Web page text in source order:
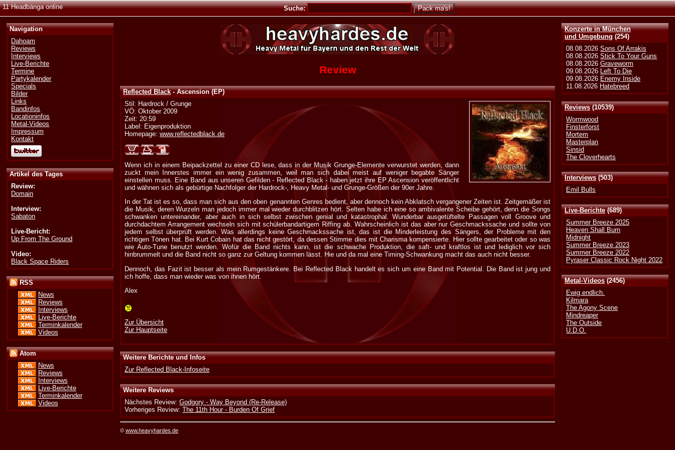
11 Headbänga online Suche:
Konzerte in München
und Umgebung (254)
08.08.2026Sons Of Arrakis
08.08.2026Stick To Your Guns
08.08.2026Graveworm
09.08.2026 Left To Die
09.08.2026 Enemy Inside
11.08.2026 Hatebreed
Reviews(10539)
Wormwood
Finsterforst
Mortem
Masterplan
Sinsid
The Cloverhearts
Interviews(503)
Emil Bulls
Live-Berichte(689)
Summer Breeze 2025
Heaven Shall Burn
Midnight
Summer Breeze 2023
Summer Breeze 2022
Pyraser Classic Rock Night 2022
Metal-Videos(2456)
Ewig.endlich.
Kilmara
The Agony Scene
Mindreaper
The Outside
U.D.O.
Navigation
Dahoam
Reviews
Interviews
Live-Berichte
Termine
Partykalender
Specials
Bilder
Links
Bandinfos
Locationinfos
Metal-Videos
Impressum
Kontakt
Artikel des Tages
Review:
Domain
Interview:
Sabaton
Live-Bericht:
Up From The Ground
Video:
Black Space Riders
RSS
News
Reviews
Interviews
Live-Berichte
Terminkalender
Videos
Atom
News
Reviews
Interviews
Live-Berichte
Terminkalender
Videos
Review
Reflected Black- Ascension (EP)
Stil: Hardrock / Grunge
VÖ: Oktober 2009
Zeit: 20:59
Label: Eigenproduktion
Homepage:www.reflectedblack.de
Wenn ich in einem Beipackzettel zu einer CD lese, dass in der Musik Grunge-Elemente verwurstet werden, dann
zuckt mein Innerstes immer ein wenig zusammen, weil man sich dabei meist auf weniger begabte Sänger
einstellen muss. Eine Band aus unseren Gefilden - Reflected Black - haben jetzt ihre EP Ascension veröffentlicht
und wähnen sich als gebürtige Nachfolger der Hardrock-, Heavy Metal- und Grunge-Größen der 90er Jahre.
In der Tat ist es so, dass man sich aus den oben genannten Genres bedient, aber dennoch kein Abklatsch vergangener Zeiten ist. Zeitgemäßer ist
die Musik, deren Wurzeln man jedoch immer mal wieder durchblitzen hört. Selten habe ich eine so ambivalente Scheibe gehört, denn die Songs
schwanken untereinander, aber auch in sich selbst zwischen genial und katastrophal. Wunderbar ausgetüftelte Passagen voll Groove und
durchdachtem Arrangement wechseln sich mit schülerbandartigem Riffing ab. Wahrscheinlich ist das aber nur Geschmackssache und sollte von
jedem selbst überprüft werden. Was allerdings keine Geschmackssache ist, das ist die Minderleistung des Sängers, der Probleme mit den
richtigen Tönen hat. Bei Kurt Cobain hat das nicht gestört, da dessen Stimme dies mit Charisma kompensierte. Hier sollte gearbeitet oder so was
wie Auto-Tune benutzt werden. Wofür die Band nichts kann, ist die schwache Produktion, die saft- und kraftlos ist und lediglich vor sich
hinbrummelt und die Band nicht so ganz zur Geltung kommen lässt. Hie und da mal eine Timing-Schwankung macht das auch nicht besser.
Dennoch, das Fazit ist besser als mein Rumgestänkere. Bei Reflected Black handelt es sich um eine Band mit Potential. Die Band ist jung und
ich hoffe, dass man wieder was von ihnen hört.
Alex
Zur Übersicht
Zur Hauptseite
Weitere Berichte und Infos
Zur Reflected Black-Infoseite
Weitere Reviews
Nächstes Review:Godgory - Way Beyond (Re-Release)
Vorheriges Review:The 11th Hour - Burden Of Grief
©www.heavyhardes.de